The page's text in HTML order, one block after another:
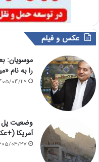
عکس و فیلم
موسویان:
را به نام
04/29
وضعیت پل
آمریکا
04/27